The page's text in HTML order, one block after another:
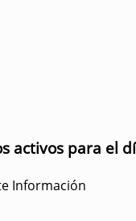
activos para el
Información